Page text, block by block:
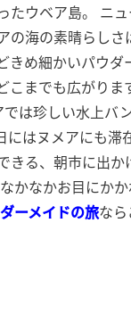
たウベア島。 ニ
の海の素晴らし
きめ細かいパウ
までも広がりま
は珍しい水上バ
はヌメアにも滞
きる、朝市に出
かなかお目にか
ーメイドの旅な